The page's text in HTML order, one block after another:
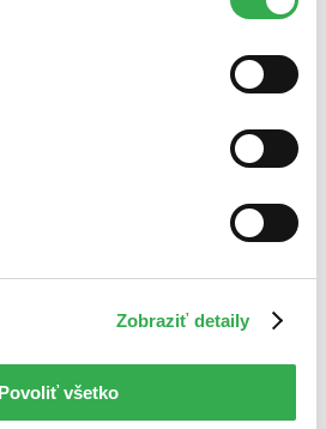
Zobraziť detaily
Povoliť všetko
vyhovujúci zadaným podmienkam.
výraz.